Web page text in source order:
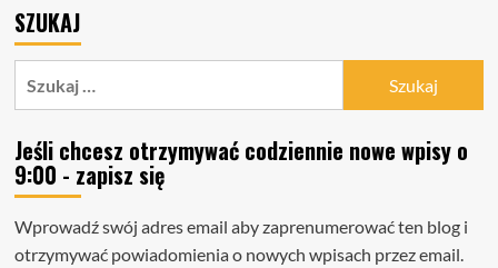
SZUKAJ
Jeśli chcesz otrzymywać codziennie nowe wpisy o
9:00 - zapisz się
Wprowadź swój adres email aby zaprenumerować ten blog i
otrzymywać powiadomienia o nowych wpisach przez email.